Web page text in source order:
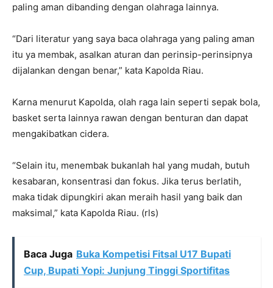
paling aman dibanding dengan olahraga lainnya.
“Dari literatur yang saya baca olahraga yang paling aman
itu ya membak, asalkan aturan dan perinsip-perinsipnya
dijalankan dengan benar,” kata Kapolda Riau.
Karna menurut Kapolda, olah raga lain seperti sepak bola,
basket serta lainnya rawan dengan benturan dan dapat
mengakibatkan cidera.
“Selain itu, menembak bukanlah hal yang mudah, butuh
kesabaran, konsentrasi dan fokus. Jika terus berlatih,
maka tidak dipungkiri akan meraih hasil yang baik dan
maksimal,” kata Kapolda Riau. (rls)
Baca Juga Buka Kompetisi Fitsal U17 Bupati
Cup, Bupati Yopi: Junjung Tinggi Sportifitas